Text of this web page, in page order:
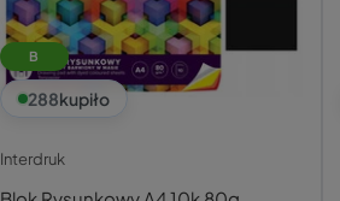
B
288kupiło
Interdruk